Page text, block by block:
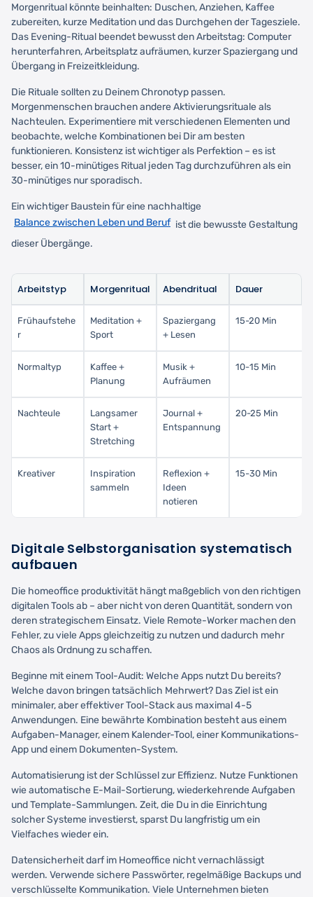
Morgenritual könnte beinhalten: Duschen, Anziehen, Kaffee
zubereiten, kurze Meditation und das Durchgehen der Tagesziele.
Das Evening-Ritual beendet bewusst den Arbeitstag: Computer
herunterfahren, Arbeitsplatz aufräumen, kurzer Spaziergang und
Übergang in Freizeitkleidung.
Die Rituale sollten zu Deinem Chronotyp passen.
Morgenmenschen brauchen andere Aktivierungsrituale als
Nachteulen. Experimentiere mit verschiedenen Elementen und
beobachte, welche Kombinationen bei Dir am besten
funktionieren. Konsistenz ist wichtiger als Perfektion – es ist
besser, ein 10-minütiges Ritual jeden Tag durchzuführen als ein
30-minütiges nur sporadisch.
Ein wichtiger Baustein für eine nachhaltige
Balance zwischen Leben und Beruf ist die bewusste Gestaltung
dieser Übergänge.
Arbeitstyp Morgenritual Abendritual Dauer
Frühaufstehe
r
Meditation +
Sport
Spaziergang
+ Lesen
15-20 Min
Normaltyp
Kaffee +
Planung
Musik +
Aufräumen
10-15 Min
Nachteule
Langsamer
Start +
Stretching
Journal +
Entspannung
20-25 Min
Kreativer
Inspiration
sammeln
Reflexion +
Ideen
notieren
15-30 Min
Digitale Selbstorganisation systematisch
aufbauen
Die homeoffice produktivität hängt maßgeblich von den richtigen
digitalen Tools ab – aber nicht von deren Quantität, sondern von
deren strategischem Einsatz. Viele Remote-Worker machen den
Fehler, zu viele Apps gleichzeitig zu nutzen und dadurch mehr
Chaos als Ordnung zu schaffen.
Beginne mit einem Tool-Audit: Welche Apps nutzt Du bereits?
Welche davon bringen tatsächlich Mehrwert? Das Ziel ist ein
minimaler, aber effektiver Tool-Stack aus maximal 4-5
Anwendungen. Eine bewährte Kombination besteht aus einem
Aufgaben-Manager, einem Kalender-Tool, einer Kommunikations-
App und einem Dokumenten-System.
Automatisierung ist der Schlüssel zur Effizienz. Nutze Funktionen
wie automatische E-Mail-Sortierung, wiederkehrende Aufgaben
und Template-Sammlungen. Zeit, die Du in die Einrichtung
solcher Systeme investierst, sparst Du langfristig um ein
Vielfaches wieder ein.
Datensicherheit darf im Homeoffice nicht vernachlässigt
werden. Verwende sichere Passwörter, regelmäßige Backups und
verschlüsselte Kommunikation. Viele Unternehmen bieten